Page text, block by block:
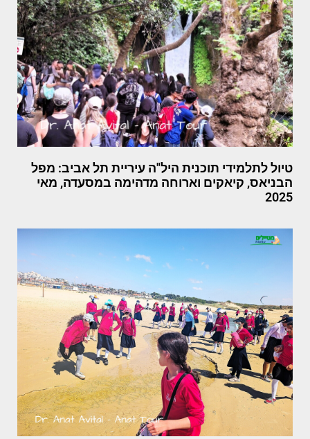
טיול לתלמידי תוכנית היל"ה עיריית תל אביב: מפל
הבניאס, קיאקים וארוחה מדהימה במסעדה, מאי
2025